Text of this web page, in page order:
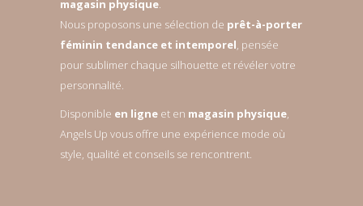
magasin physique.
Nous proposons une sélection de prêt-à-porter
féminin tendance et intemporel, pensée
pour sublimer chaque silhouette et révéler votre
personnalité.
Disponible en ligne et en magasin physique,
Angels Up vous offre une expérience mode où
style, qualité et conseils se rencontrent.